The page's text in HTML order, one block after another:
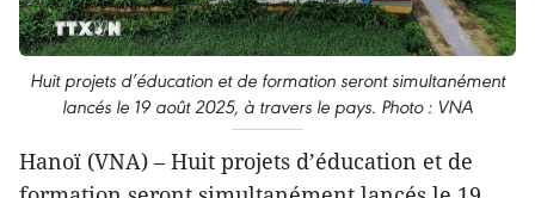
Huit projets d’éducation et de formation seront simultanément
lancés le 19 août 2025, à travers le pays. Photo : VNA
Hanoï (VNA) – Huit projets d’éducation et de